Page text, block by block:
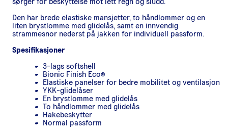
Den har brede elastiske mansjetter, to håndlommer og en
liten brystlomme med glidelås, samt en innvendig
strammesnor nederst på jakken for individuell passform.
Spesifikasjoner
3-lags softshell
Bionic Finish Eco®
Elastiske panelser for bedre mobilitet og ventilasjon
YKK-glidelåser
En brystlomme med glidelås
To håndlommer med glidelås
Hakebeskytter
Normal passform